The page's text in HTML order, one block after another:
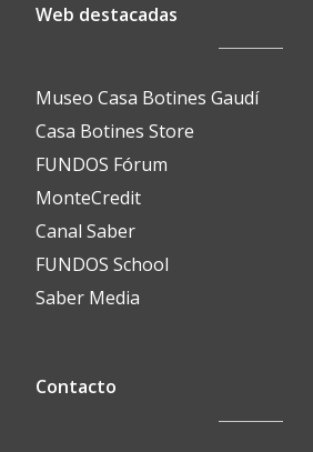
Web destacadas
Museo Casa Botines Gaudí
Casa Botines Store
FUNDOS Fórum
MonteCredit
Canal Saber
FUNDOS School
Saber Media
Contacto